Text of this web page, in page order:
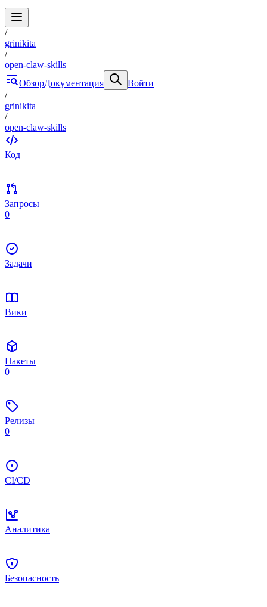
/
grinikita
/
open-claw-skills
ОбзорДокументация
Войти
/
grinikita
/
open-claw-skills
Код
Запросы
0
Задачи
Вики
Пакеты
0
Релизы
0
CI/CD
Аналитика
Безопасность